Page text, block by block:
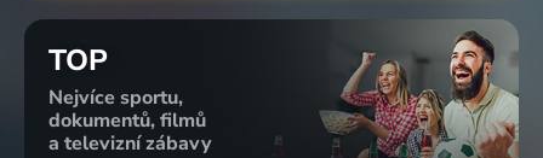
TOP
Nejvíce sportu,
dokumentů, filmů
a televizní zábavy